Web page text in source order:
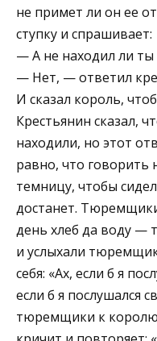
не примет ли он ее
ступку и спрашивает:
— А не находил ли ты
— Нет, — ответил
И сказал король,
Крестьянин сказал,
находили, но этот
равно, что говорить
темницу, чтобы
достанет.
день хлеб да воду —
и услыхали
себя: «Ах, если б я
если б я послушался
тюремщики к королю